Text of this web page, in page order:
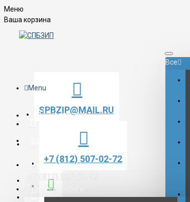
Меню
Ваша корзина
Все
SPBZIP@MAIL.RU
+7 (812) 507-02-72
Menu
На главную
О нас
Товары и услуги